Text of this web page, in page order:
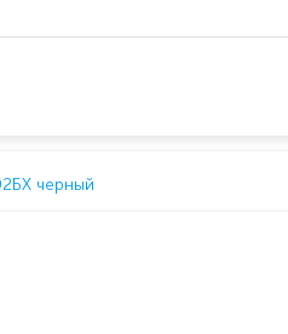
черный